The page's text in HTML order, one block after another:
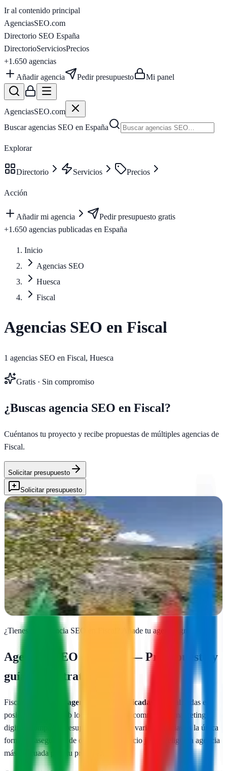
Ir al contenido principal
AgenciasSEO.com
Directorio SEO España
DirectorioServiciosPrecios
+1.650 agencias
Añadir agencia
Pedir presupuesto Mi panel
AgenciasSEO.com
Buscar agencias SEO en España
Explorar
Directorio Servicios Precios
Acción
Añadir mi agencia
Pedir presupuesto gratis
+1.650 agencias publicadas en España
Inicio
Agencias SEO
Huesca
Fiscal
Agencias SEO en Fiscal
1 agencias SEO en Fiscal, Huesca
Gratis · Sin compromiso
¿Buscas agencia SEO en Fiscal?
Cuéntanos tu proyecto y recibe propuestas de múltiples agencias de
Fiscal.
Solicitar presupuesto
Solicitar presupuesto
Digitalfis
Fiscal, Huesca
Digitalfis transforma la presencia online de empresas en Huesca con
estrategias de marketing adaptadas a cada sector, potenciando
resultados medibles
Ver ficha completa
¿Tienes una agencia SEO en Añade tu agencia gratis
Agencias SEO en
— Presupuesto y
guía de contratación
Fiscal agencias SEO publicadas
especializadas en
posicionamiento web local, SEO para e-commerce y marketing
digital. Comparar presupuestos reales de varias agencias es la única
forma de asegurarte de que pagas un precio justo y eliges la agencia
más adecuada para tu proyecto.